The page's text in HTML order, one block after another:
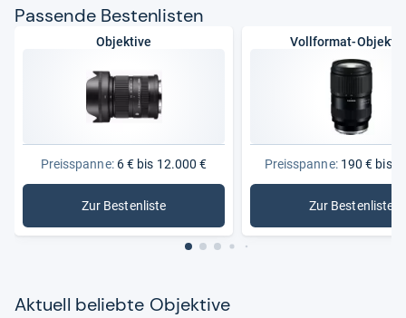
Pas­sende Bes­ten­lis­ten
Objektive
Preisspanne:6 € bis 12.000 €
Zur Bestenliste
: Objektive
Vollformat-
Preisspanne:190 € bis
Zur Bestenliste
:
Aktu­ell beliebte Objek­tive